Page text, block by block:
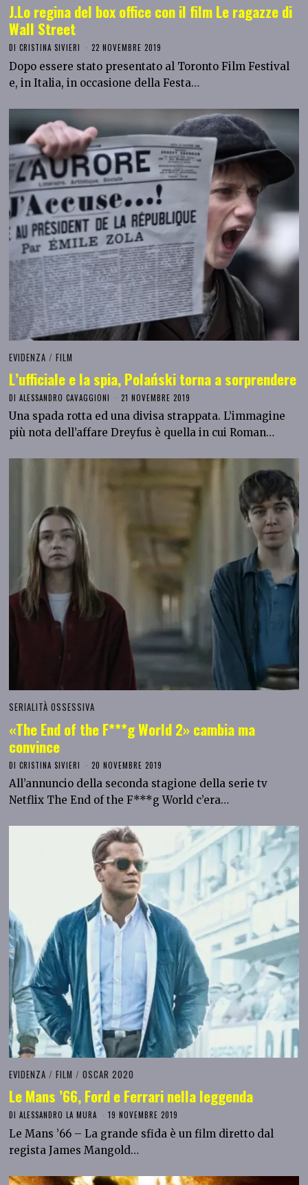
J.Lo regina del box office con il film Le ragazze di
Wall Street
DICRISTINA SIVIERI 22 NOVEMBRE 2019
Dopo essere stato presentato al Toronto Film Festival
e, in Italia, in occasione della Festa…
EVIDENZA / FILM
L’ufficiale e la spia, Polański torna a sorprendere
DIALESSANDRO CAVAGGIONI 21 NOVEMBRE 2019
Una spada rotta ed una divisa strappata. L’immagine
più nota dell’affare Dreyfus è quella in cui Roman…
SERIALITÀ OSSESSIVA
«The End of the F***g World 2» cambia ma
convince
DICRISTINA SIVIERI 20 NOVEMBRE 2019
All’annuncio della seconda stagione della serie tv
Netflix The End of the F***g World c’era…
EVIDENZA / FILM / OSCAR 2020
Le Mans ’66, Ford e Ferrari nella leggenda
DIALESSANDRO LA MURA 19 NOVEMBRE 2019
Le Mans ’66 – La grande sfida è un film diretto dal
regista James Mangold…